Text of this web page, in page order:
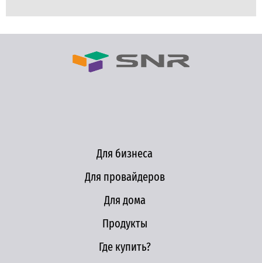
Для бизнеса
Для провайдеров
Для дома
Продукты
Где купить?